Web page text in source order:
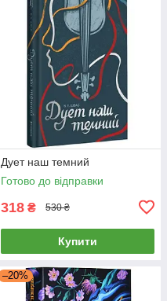
Дует наш темний
Готово до відправки
318 ₴ 530 ₴
Купити
–20%